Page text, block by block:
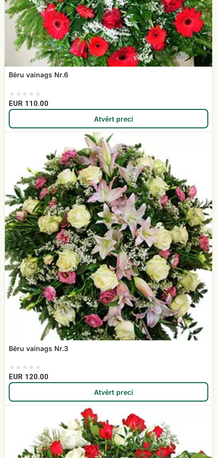
Bēru vainags Nr.6
EUR 110.00
Atvērt preci
Bēru
Bēru vainags Nr.3
EUR 120.00
Atvērt preci
Bēru